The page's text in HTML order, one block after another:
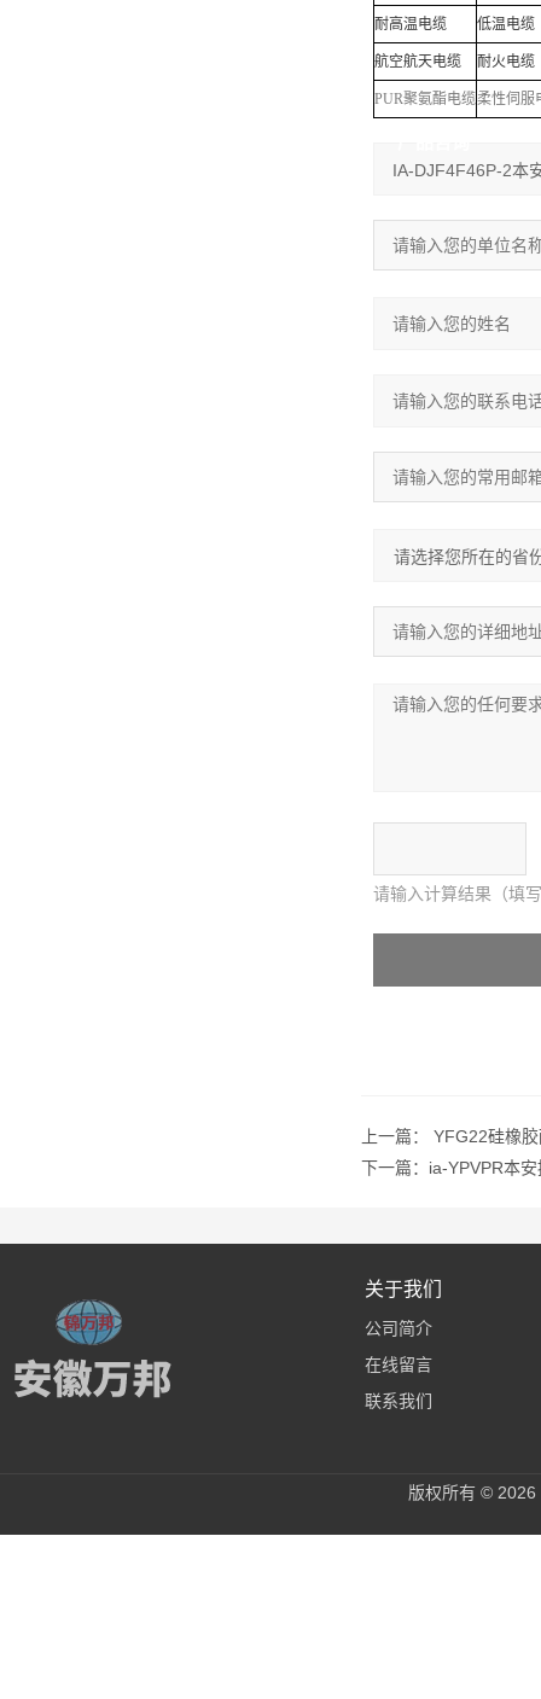
耐高温电缆 低温电缆
航空航天电缆 耐火电缆
PUR聚氨酯电缆柔性伺服
请输入计算结果（填
上一篇： YFG22硅橡
下一篇： ia-YPVPR本
关于我们
公司简介
在线留言
联系我们
版权所有 ©